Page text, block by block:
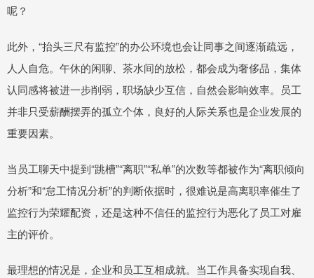
呢？
此外，“抬头三尺有监控”的办公环境也会让同事之间逐渐疏远，
人人自危。午休的闲聊、茶水间的放松，都会成为奢侈品，集体
认同感将被进一步削弱，职场缺少互信，自然会影响效率。员工
并非只受薪酬摆弄的孤立个体，良好的人际关系也是企业发展的
重要因素。
当员工聊天中提到“跳槽”“离职”“私单”的次数等都被作为“离职倾向
分析”和“怠工情况分析”的判断依据时，很难说是高离职率催生了
监控行为荣耀配资，还是这种不信任的监控行为恶化了员工对雇
主的评价。
最理想的情况是，企业和员工互相成就。当工作具备实现自我、